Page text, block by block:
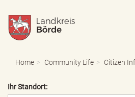
Home Community Life Citizen
Ihr Standort: